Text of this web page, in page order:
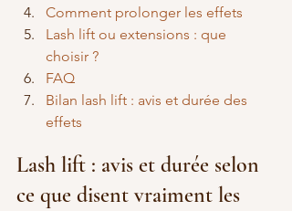
Comment prolonger les effets
Lash lift ou extensions : que
choisir ?
FAQ
Bilan lash lift : avis et durée des
effets
Lash lift : avis et durée selon
ce que disent vraiment les